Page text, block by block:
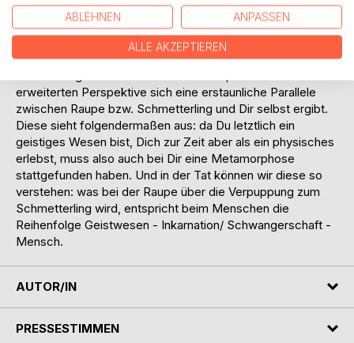
Größe seines Lebensraumes hat.
Soweit das Thema auf den ersten Blick. Jetzt aber kommt
der Clou der Geschichte: ich vermute, dass Du noch nie
auf den Gedanken gekommen bist, dass bei der
erweiterten Perspektive sich eine erstaunliche Parallele
zwischen Raupe bzw. Schmetterling und Dir selbst ergibt.
Diese sieht folgendermaßen aus: da Du letztlich ein
geistiges Wesen bist, Dich zur Zeit aber als ein physisches
erlebst, muss also auch bei Dir eine Metamorphose
stattgefunden haben. Und in der Tat können wir diese so
verstehen: was bei der Raupe über die Verpuppung zum
Schmetterling wird, entspricht beim Menschen die
Reihenfolge Geistwesen - Inkarnation/ Schwangerschaft -
Mensch.
AUTOR/IN
PRESSESTIMMEN
ABLEHNEN ANPASSEN
ALLE AKZEPTIEREN